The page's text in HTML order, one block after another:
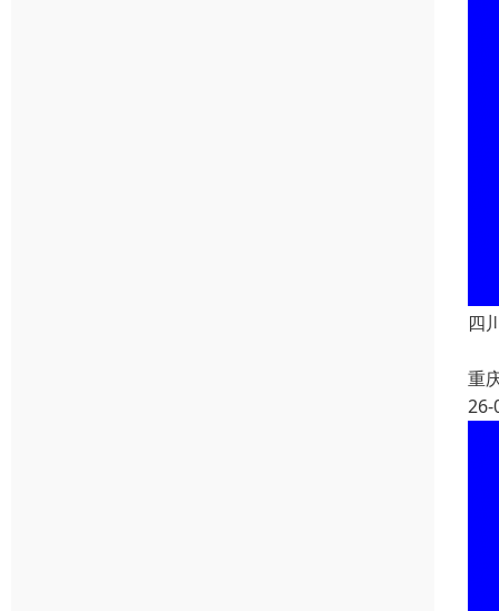
四
重
26-